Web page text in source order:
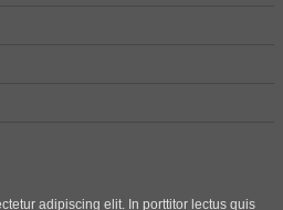
adipiscing elit. In porttitor lectus quis